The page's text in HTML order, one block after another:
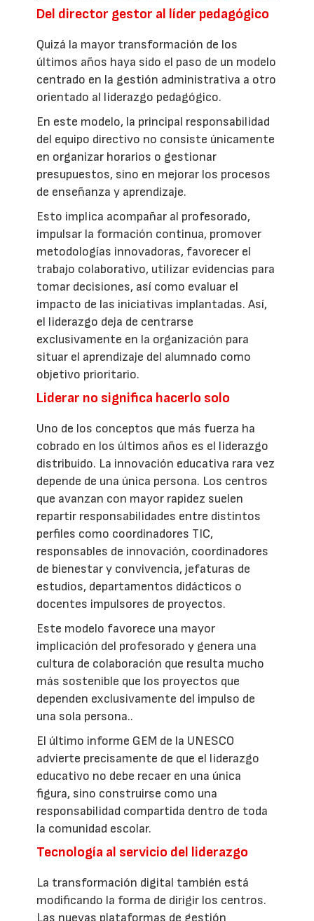
Del director gestor al líder pedagógico
Quizá la mayor transformación de los
últimos años haya sido el paso de un modelo
centrado en la gestión administrativa a otro
orientado al liderazgo pedagógico.
En este modelo, la principal responsabilidad
del equipo directivo no consiste únicamente
en organizar horarios o gestionar
presupuestos, sino en mejorar los procesos
de enseñanza y aprendizaje.
Esto implica acompañar al profesorado,
impulsar la formación continua, promover
metodologías innovadoras, favorecer el
trabajo colaborativo, utilizar evidencias para
tomar decisiones, así como evaluar el
impacto de las iniciativas implantadas. Así,
el liderazgo deja de centrarse
exclusivamente en la organización para
situar el aprendizaje del alumnado como
objetivo prioritario.
Liderar no significa hacerlo solo
Uno de los conceptos que más fuerza ha
cobrado en los últimos años es el liderazgo
distribuido. La innovación educativa rara vez
depende de una única persona. Los centros
que avanzan con mayor rapidez suelen
repartir responsabilidades entre distintos
perfiles como coordinadores TIC,
responsables de innovación, coordinadores
de bienestar y convivencia, jefaturas de
estudios, departamentos didácticos o
docentes impulsores de proyectos.
Este modelo favorece una mayor
implicación del profesorado y genera una
cultura de colaboración que resulta mucho
más sostenible que los proyectos que
dependen exclusivamente del impulso de
una sola persona..
El último informe GEM de la UNESCO
advierte precisamente de que el liderazgo
educativo no debe recaer en una única
figura, sino construirse como una
responsabilidad compartida dentro de toda
la comunidad escolar.
Tecnología al servicio del liderazgo
La transformación digital también está
modificando la forma de dirigir los centros.
Las nuevas plataformas de gestión